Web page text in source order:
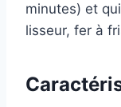
minutes) et
lisseur, fer à